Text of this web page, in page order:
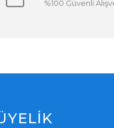
%100 Güvenli